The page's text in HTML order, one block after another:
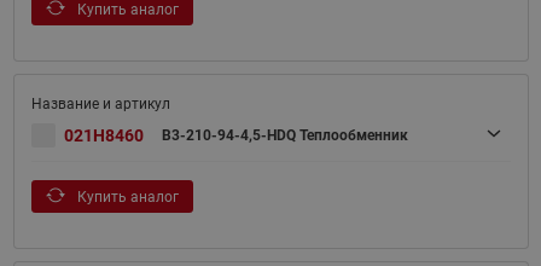
Купить аналог
021H8460 B3-210-94-4,5-HDQ Теплообменник
Купить аналог